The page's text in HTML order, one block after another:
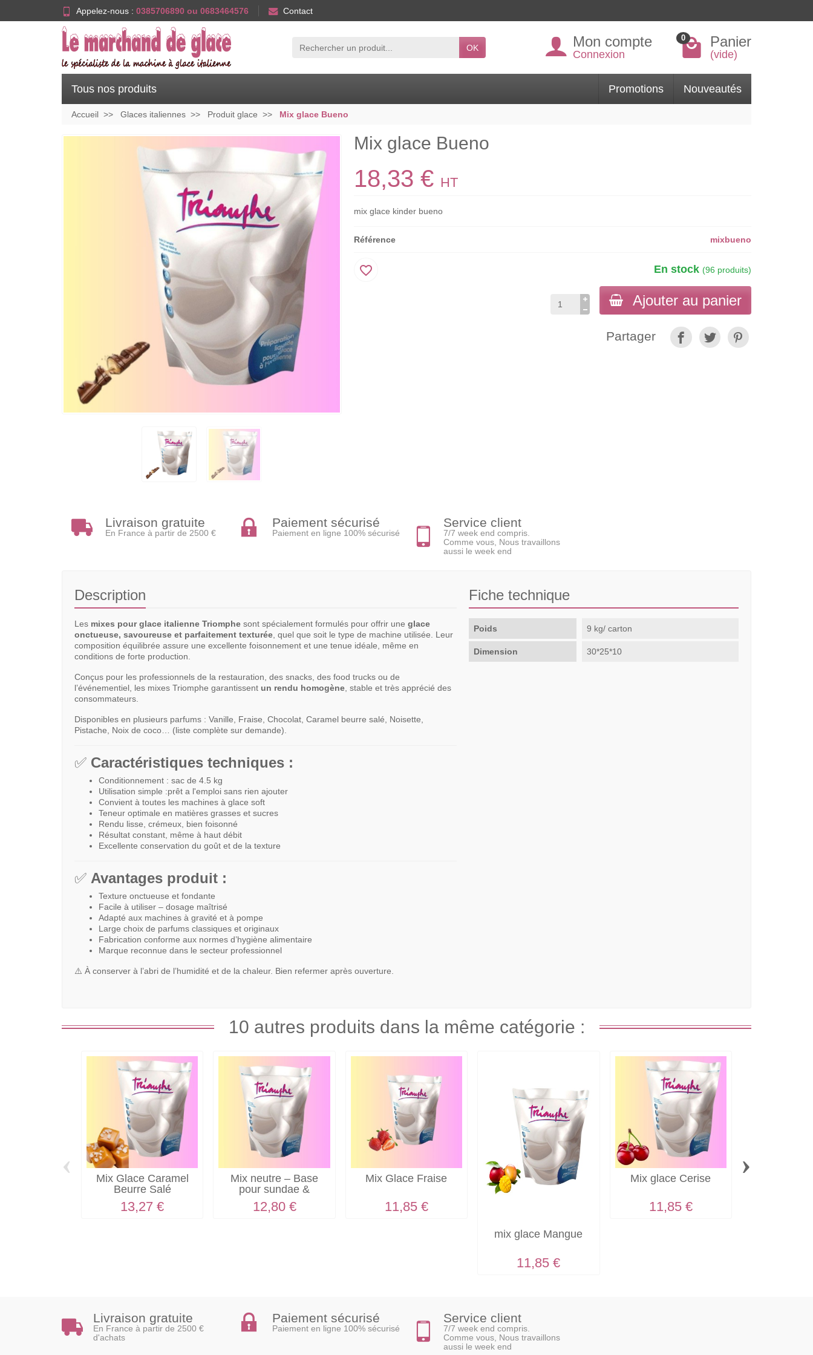
Appelez-nous : 0385706890 ou 0683464576 Contact
OK Mon compte
Connexion
0 Panier
(vide)
Tous nos produits Promotions Nouveautés
Accueil Glaces italiennes Produit glace Mix glace Bueno
Mix glace Bueno
18,33 € HT
mix glace kinder bueno
Référence mixbueno
En stock (96 produits)
Ajouter au panier
favorite_border
Partager
Livraison gratuite
En France à partir de 2500 €
Paiement sécurisé
Paiement en ligne 100% sécurisé
Service client
7/7 week end compris.
Comme vous, Nous travaillons
aussi le week end
Description
Les mixes pour glace italienne Triomphe sont spécialement formulés pour offrir une glace
onctueuse, savoureuse et parfaitement texturée , quel que soit le type de machine utilisée. Leur
composition équilibrée assure une excellente foisonnement et une tenue idéale, même en
conditions de forte production.
Conçus pour les professionnels de la restauration, des snacks, des food trucks ou de
l’événementiel, les mixes Triomphe garantissent un rendu homogène , stable et très apprécié des
consommateurs.
Disponibles en plusieurs parfums : Vanille, Fraise, Chocolat, Caramel beurre salé, Noisette,
Pistache, Noix de coco… (liste complète sur demande).
✅ Caractéristiques techniques :
Conditionnement : sac de 4.5 kg
Utilisation simple :prêt a l'emploi sans rien ajouter
Convient à toutes les machines à glace soft
Teneur optimale en matières grasses et sucres
Rendu lisse, crémeux, bien foisonné
Résultat constant, même à haut débit
Excellente conservation du goût et de la texture
✅ Avantages produit :
Texture onctueuse et fondante
Facile à utiliser – dosage maîtrisé
Adapté aux machines à gravité et à pompe
Large choix de parfums classiques et originaux
Fabrication conforme aux normes d’hygiène alimentaire
Marque reconnue dans le secteur professionnel
⚠️ À conserver à l’abri de l’humidité et de la chaleur. Bien refermer après ouverture.
Fiche technique
Poids 9 kg/ carton
Dimension 30*25*10
10 autres produits dans la même catégorie :
Mix Glace Caramel
Beurre Salé
13,27 €
Mix neutre – Base
pour sundae &
créations...
12,80 €
Mix Glace Fraise
11,85 €
mix glace Mangue
11,85 €
Mix glace Cerise
11,85 €
‹ ›
Livraison gratuite
En France à partir de 2500 €
d'achats
Paiement sécurisé
Paiement en ligne 100% sécurisé
Service client
7/7 week end compris.
Comme vous, Nous travaillons
aussi le week end